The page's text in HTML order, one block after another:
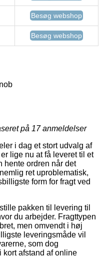
Besøg webshop
Besøg webshop
på 17anmeldelser
i dag et stort udvalg af
lige nu at få leveret til et
hente ordren når det
ret uproblematisk,
form for fragt ved
pakken til levering til
du arbejder. Fragttypen
men omvendt i høj
leveringsmåde vil
som dog
afstand af online